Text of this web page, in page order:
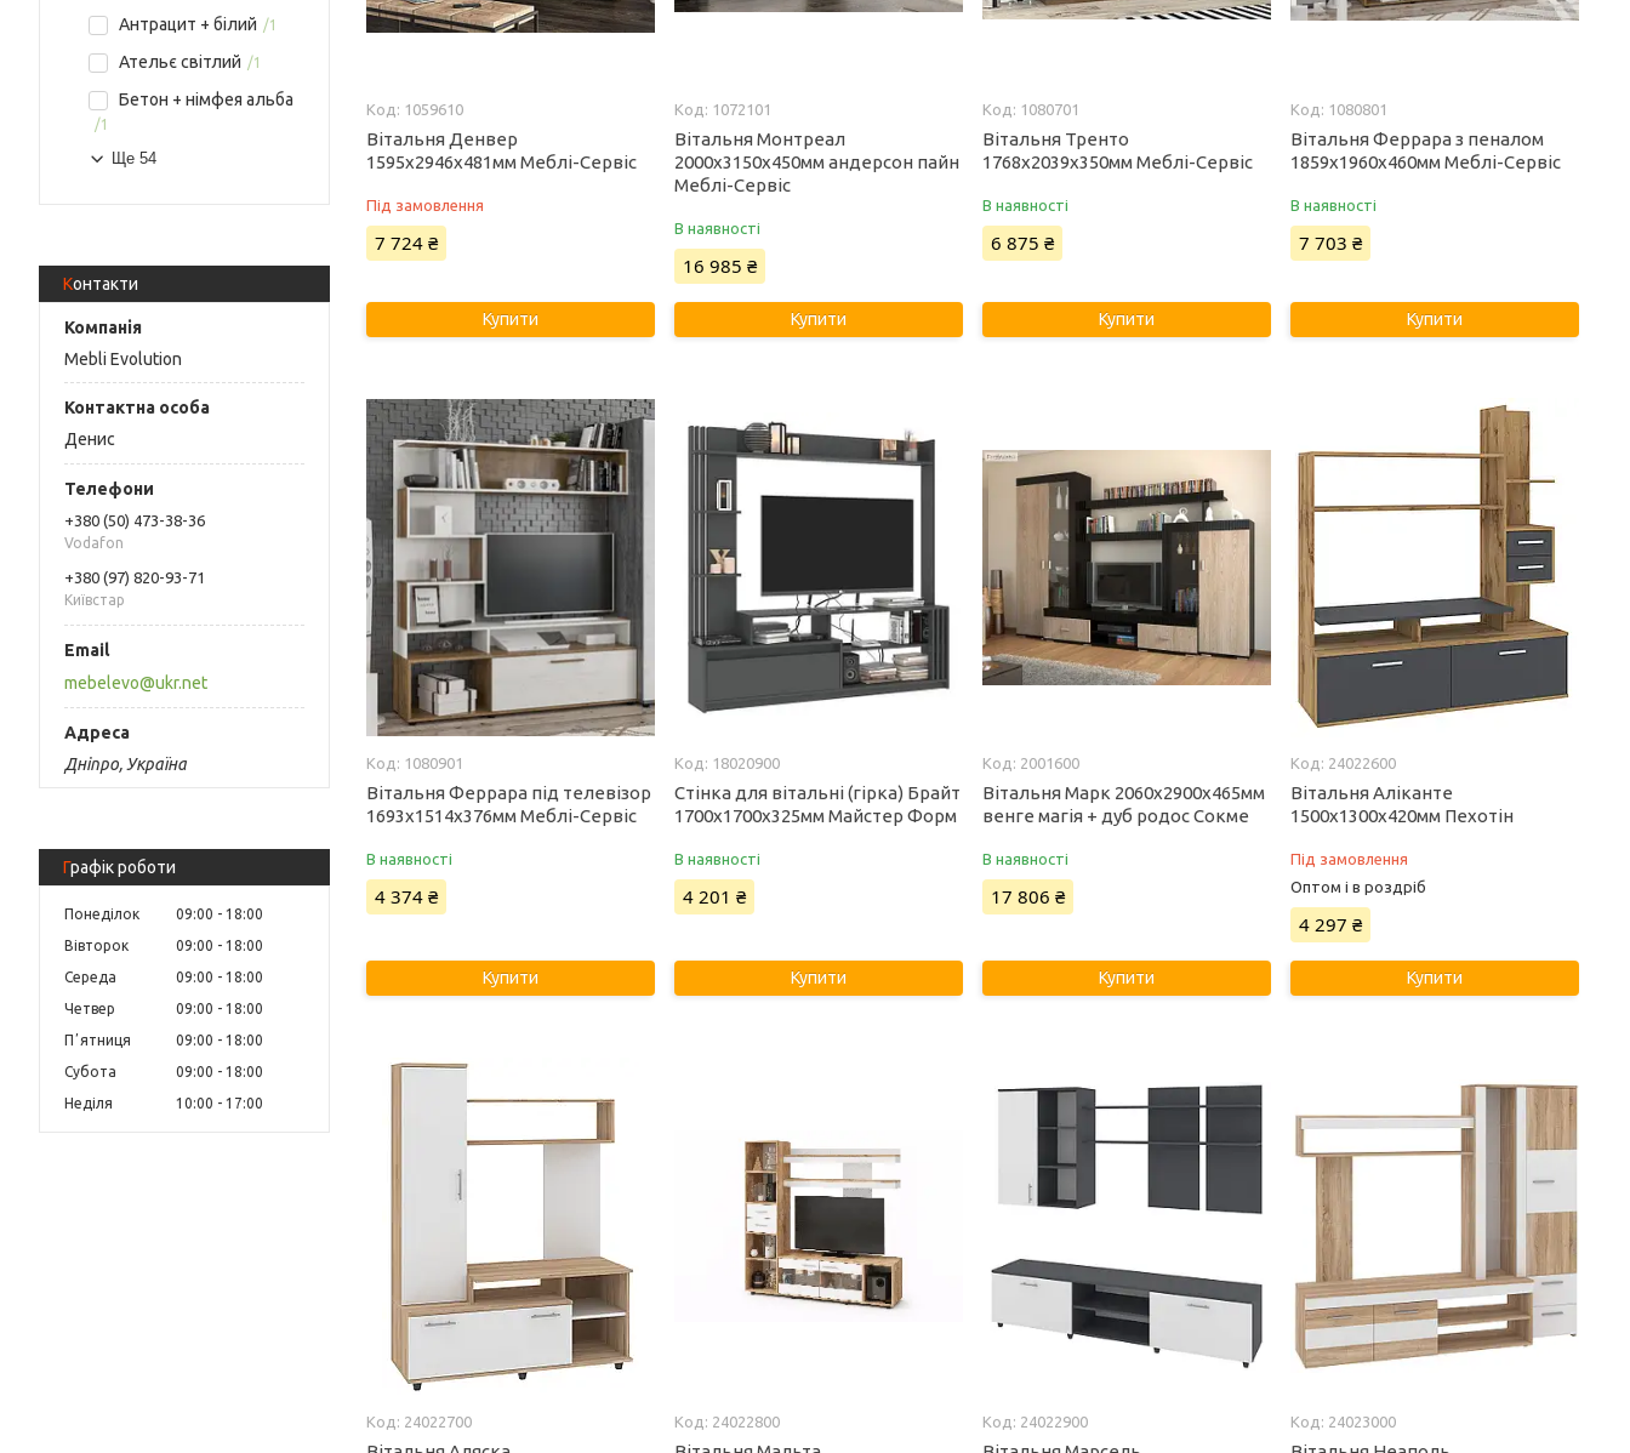
Антрацит + білий 1
Ательє світлий 1
Бетон + німфея альба
1
Ще 54
Контакти
Mebli Evolution
Денис
+380 (50) 473-38-36
Vodafon
+380 (97) 820-93-71
Київстар
mebelevo@ukr.net
Дніпро, Україна
Графік роботи
Понеділок 09:00
18:00
Вівторок
09:00
18:00
Середа
09:00
18:00
Четвер
09:00
18:00
Пʼятниця
09:00
18:00
Субота
09:00
18:00
Неділя
10:00 17:00
1059610
Вітальня Денвер
1595х2946х481мм Меблі-Сервіс
Під замовлення
7 724 ₴
Купити
1072101
Вітальня Монтреал
2000х3150х450мм андерсон пайн
Меблі-Сервіс
В наявності
16 985 ₴
Купити
1080701
Вітальня Тренто
1768х2039х350мм Меблі-Сервіс
В наявності
6 875 ₴
Купити
1080801
Вітальня Феррара з пеналом
1859х1960х460мм Меблі-Сервіс
В наявності
7 703 ₴
Купити
1080901
Вітальня Феррара під телевізор
1693х1514х376мм Меблі-Сервіс
В наявності
4 374 ₴
Купити
18020900
Стінка для вітальні (гірка) Брайт
1700х1700х325мм Майстер Форм
В наявності
4 201 ₴
Купити
2001600
Вітальня Марк 2060х2900х465мм
венге магія + дуб родос Сокме
В наявності
17 806 ₴
Купити
24022600
Вітальня Аліканте
1500х1300х420мм Пехотін
Під замовлення
Оптом і в роздріб
4 297 ₴
Купити
24022700 24022800 24022900 24023000